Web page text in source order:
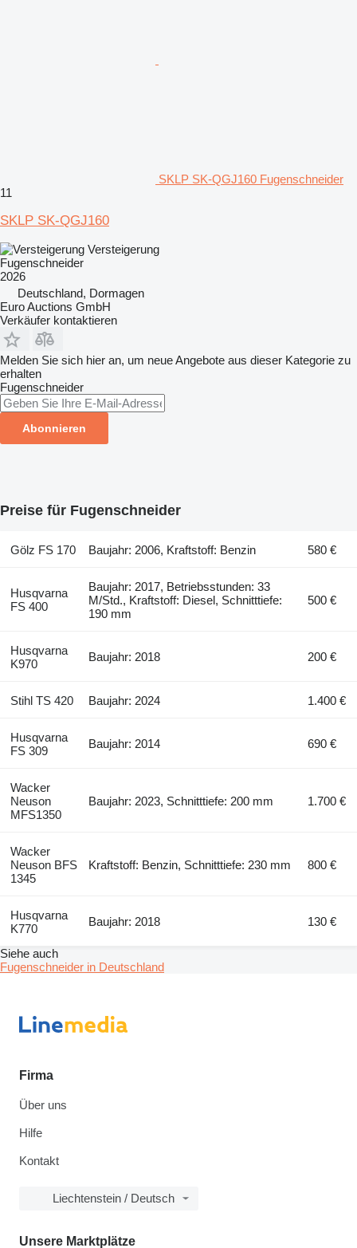
SKLP SK-QGJ160 Fugenschneider
11
SKLP SK-QGJ160
Versteigerung
Fugenschneider
2026
Deutschland, Dormagen
Euro Auctions GmbH
Verkäufer kontaktieren
Melden Sie sich hier an, um neue Angebote aus dieser Kategorie zu
erhalten
Fugenschneider
Abonnieren
Preise für Fugenschneider
Gölz FS 170 Baujahr: 2006, Kraftstoff: Benzin 580 €
Husqvarna
FS 400
Baujahr: 2017, Betriebsstunden: 33
M/Std., Kraftstoff: Diesel, Schnitttiefe:
190 mm
500 €
Husqvarna
K970
Baujahr: 2018 200 €
Stihl TS 420 Baujahr: 2024 1.400 €
Husqvarna
FS 309
Baujahr: 2014 690 €
Wacker
Neuson
MFS1350
Baujahr: 2023, Schnitttiefe: 200 mm 1.700 €
Wacker
Neuson BFS
1345
Kraftstoff: Benzin, Schnitttiefe: 230 mm 800 €
Husqvarna
K770
Baujahr: 2018 130 €
Siehe auch
Fugenschneider in Deutschland
Firma
Über uns
Hilfe
Kontakt
Liechtenstein / Deutsch
Unsere Marktplätze